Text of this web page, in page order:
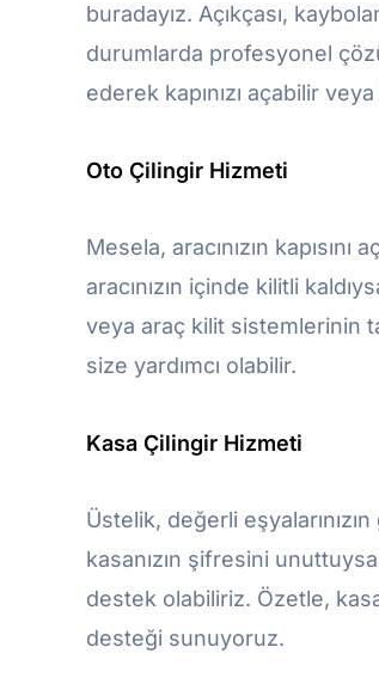
buradayız. Açıkçası,
durumlarda profesyonel
ederek kapınızı açabilir
Oto Çilingir Hizmeti
Mesela, aracınızın
aracınızın içinde kilitli
veya araç kilit sistemlerinin
size yardımcı olabilir.
Kasa Çilingir Hizmeti
Üstelik, değerli
kasanızın şifresini
destek olabiliriz. Özetle,
desteği sunuyoruz.